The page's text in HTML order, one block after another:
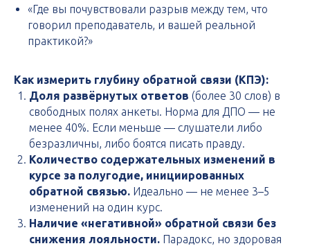
«Где вы почувствовали разрыв между тем, что
говорил преподаватель, и вашей реальной
практикой?»
Как измерить глубину обратной связи (КПЭ):
Доля развёрнутых ответов (более 30 слов) в
свободных полях анкеты. Норма для ДПО — не
менее 40%. Если меньше — слушатели либо
безразличны, либо боятся писать правду.
Количество содержательных изменений в
курсе за полугодие, инициированных
обратной связью. Идеально — не менее 3–5
изменений на один курс.
Наличие «негативной» обратной связи без
снижения лояльности. Парадокс, но здоровая